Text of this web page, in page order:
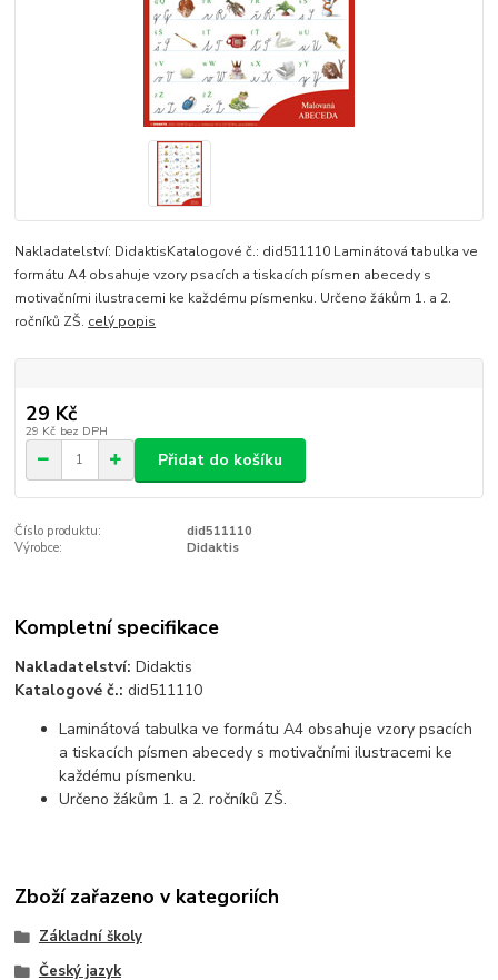
Nakladatelství: DidaktisKatalogové č.: did511110 Laminátová tabulka ve
formátu A4 obsahuje vzory psacích a tiskacích písmen abecedy s
motivačními ilustracemi ke každému písmenku. Určeno žákům 1. a 2.
ročníků ZŠ. celý popis
29 Kč
29 Kč bez DPH
Přidat do košíku
Číslo produktu:
did511110
Výrobce:
Didaktis
Kompletní specifikace
Nakladatelství:Didaktis
Katalogové č.: did511110
Laminátová tabulka ve formátu A4 obsahuje vzory psacích
a tiskacích písmen abecedy s motivačními ilustracemi ke
každému písmenku.
Určeno žákům 1. a 2. ročníků ZŠ.
Zboží zařazeno v kategoriích
Základní školy
Český jazyk